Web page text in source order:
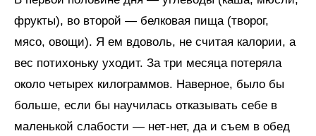
фрукты), во второй — белковая пища (творог,
мясо, овощи). Я ем вдоволь, не считая калории, а
вес потихоньку уходит. За три месяца потеряла
около четырех килограммов. Наверное, было бы
больше, если бы научилась отказывать себе в
маленькой слабости — нет-нет, да и съем в обед